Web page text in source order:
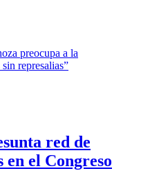
red de
el Congreso